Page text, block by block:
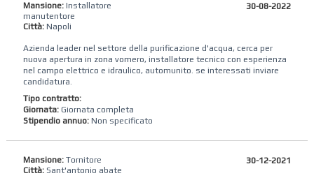
Mansione:Installatore
manutentore
Città:Napoli
30-08-2022
Azienda leader nel settore della purificazione d'acqua, cerca per
nuova apertura in zona vomero, installatore tecnico con esperienza
nel campo elettrico e idraulico, automunito. se interessati inviare
candidatura.
Tipo contratto:
Giornata: Giornata completa
Stipendio annuo: Non specificato
Mansione:Tornitore
Città:Sant'antonio abate
30-12-2021